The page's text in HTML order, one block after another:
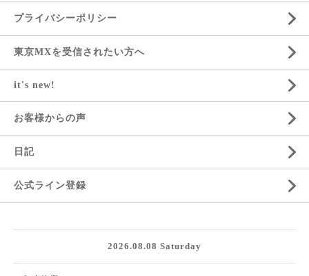
プライバシーポリシー
東京MXを受信されたい方へ
it's new!
お客様からの声
日記
公式ライン登録
2026.08.08 Saturday